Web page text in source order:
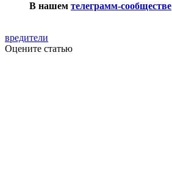
В нашем телеграмм-сообществе
вредители
Оцените статью